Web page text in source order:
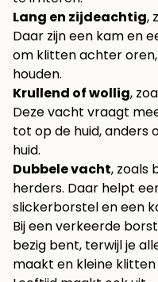
Lang en zijdeachtig,
Daar zijn een kam en
om klitten achter
houden.
Krullend of wollig,
Deze vacht vraagt
tot op de huid, anders
huid.
Dubbele vacht, zoals
herders. Daar helpt
slickerborstel en een
Bij een verkeerde
bezig bent, terwijl je
maakt en kleine